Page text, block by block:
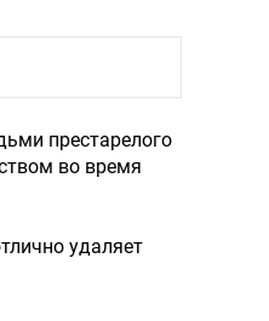
престарелого
во время
удаляет